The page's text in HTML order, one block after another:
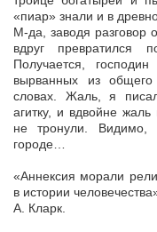
«пиар» знали и в
М-да, заводя разговор
вдруг превратился
Получается,
вырванных из
словах. Жаль, я
агитку, и вдвойне
не тронули.
городе…
«Аннексия морали
в истории
А. Кларк.